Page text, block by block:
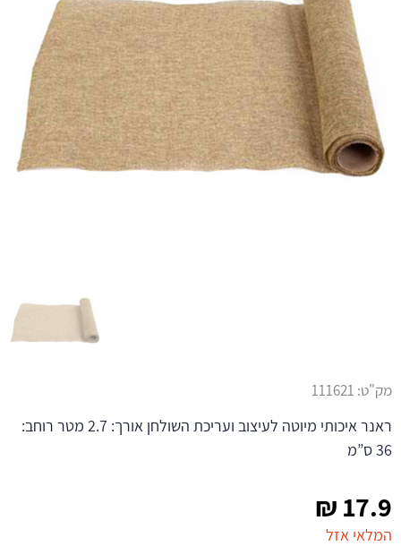
17.9
₪
המלאי אזל
מק"ט: 111621
ראנר איכותי מיוטה לעיצוב ועריכת השולחן אורך: 2.7 מטר רוחב:
36 ס”מ